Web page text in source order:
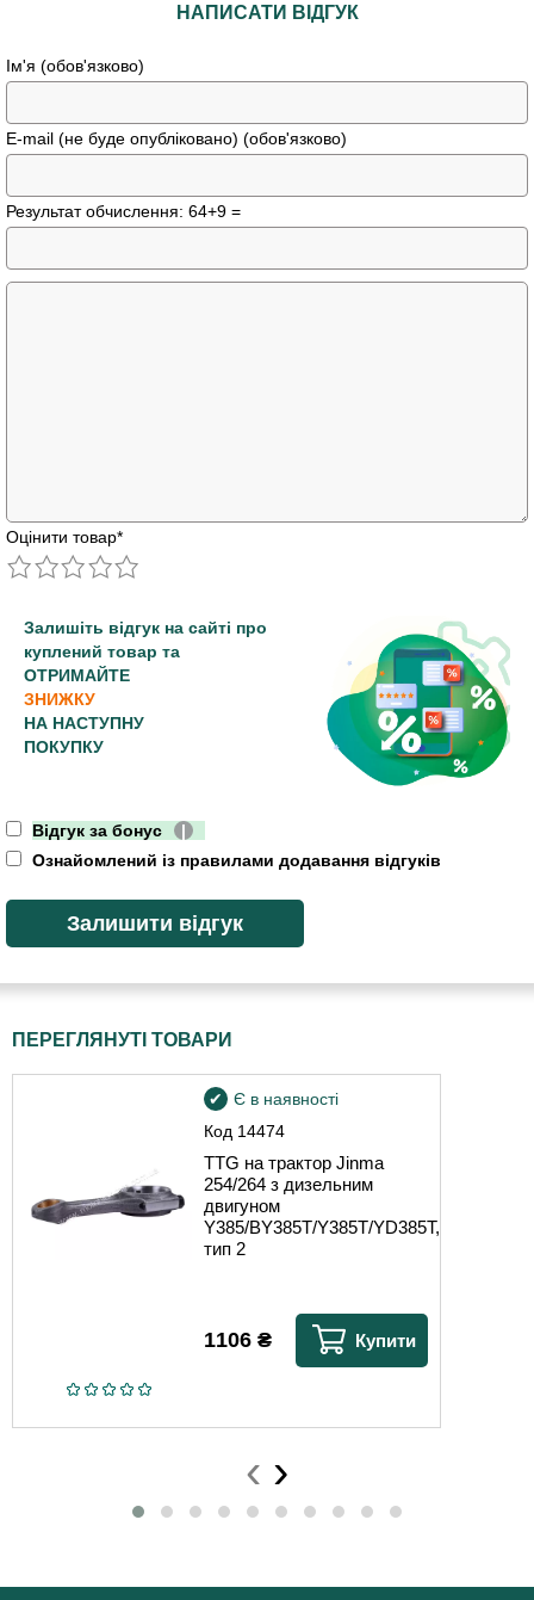
НАПИСАТИ ВІДГУК
Ім'я (обов'язково)
E-mail (не буде опубліковано) (обов'язково)
Результат обчислення: 64+9 =
Оцінити товар*
Залишіть відгук на сайті про
куплений товар та
ОТРИМАЙТЕ
ЗНИЖКУ
НА НАСТУПНУ
ПОКУПКУ
Відгук за бонус
|
Ознайомлений із правилами додавання відгуків
ПЕРЕГЛЯНУТІ ТОВАРИ
Код 14474
Є в наявності
TTG на трактор Jinma
254/264 з дизельним
двигуном
Y385/BY385T/Y385T/YD385T,
тип 2
1106 ₴ Купити
‹ ›